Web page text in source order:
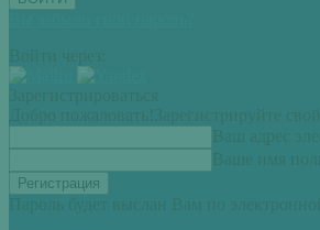
Войти через:
Зарегистрироваться
Добро пожаловать! Зарегистрируйте
Ваш адрес
Ваше имя
Пароль будет выслан Вам по